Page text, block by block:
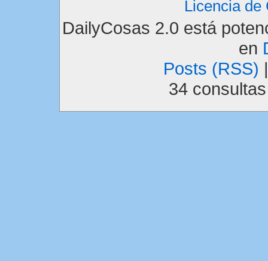
Licencia de
DailyCosas 2.0 está
en
Posts (RSS)
34